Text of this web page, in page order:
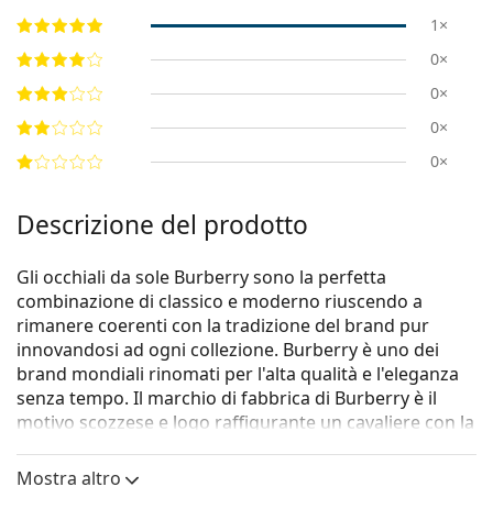
1×
0×
0×
0×
0×
Descrizione del prodotto
Gli occhiali da sole Burberry sono la perfetta
combinazione di classico e moderno riuscendo a
rimanere coerenti con la tradizione del brand pur
innovandosi ad ogni collezione. Burberry è uno dei
brand mondiali rinomati per l'alta qualità e l'eleganza
senza tempo. Il marchio di fabbrica di Burberry è il
motivo scozzese e logo raffigurante un cavaliere con la
Burberry è unica grazie al design, lo stile e il numero di
Mostra altro